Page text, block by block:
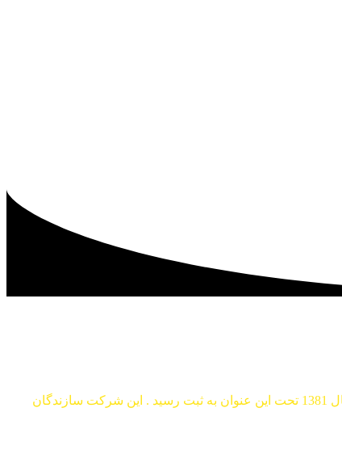
با هدف تامین قطعات و اتصالات هیدرولیکی مورد نیاز صنایع کشور از سال 1361 فعالیت خود را آغاز نموده و ازسال 1381 تحت این عنوان به ثبت رسید . این شرکت سازندگان